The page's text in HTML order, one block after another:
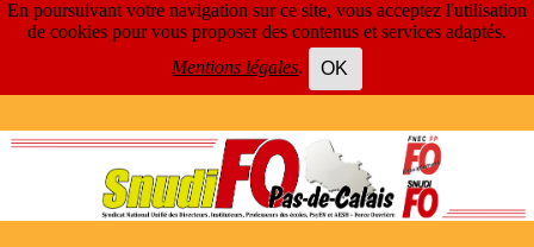
En poursuivant votre navigation sur ce site, vous acceptez l'utilisation
de cookies pour vous proposer des contenus et services adaptés.
Mentions légales. OK